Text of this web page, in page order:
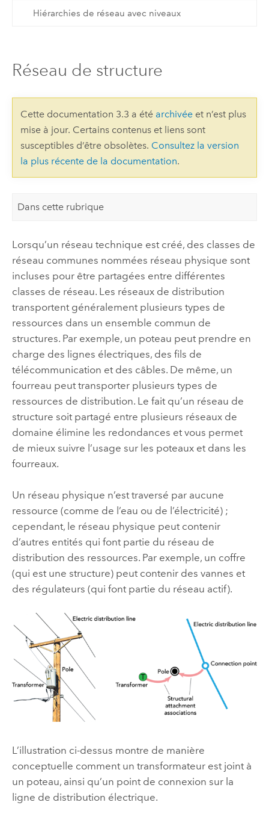
Hiérarchies de réseau avec niveaux
Réseau de structure
Cette documentation 3.3 a été archivéeet n’est plus
mise à jour. Certains contenus et liens sont
susceptibles d’être obsolètes. Consultez la version
la plus récente de la documentation.
Dans cette rubrique
Lorsqu’un réseau technique est créé, des classes de
réseau communes nommées réseau physique sont
incluses pour être partagées entre différentes
classes de réseau. Les réseaux de distribution
transportent généralement plusieurs types de
ressources dans un ensemble commun de
structures. Par exemple, un poteau peut prendre en
charge des lignes électriques, des fils de
télécommunication et des câbles. De même, un
fourreau peut transporter plusieurs types de
ressources de distribution. Le fait qu’un réseau de
structure soit partagé entre plusieurs réseaux de
domaine élimine les redondances et vous permet
de mieux suivre l’usage sur les poteaux et dans les
fourreaux.
Un réseau physique n’est traversé par aucune
ressource (comme de l’eau ou de l’électricité) ;
cependant, le réseau physique peut contenir
d’autres entités qui font partie du réseau de
distribution des ressources. Par exemple, un coffre
(qui est une structure) peut contenir des vannes et
des régulateurs (qui font partie du réseau actif).
L’illustration ci-dessus montre de manière
conceptuelle comment un transformateur est joint à
un poteau, ainsi qu’un point de connexion sur la
ligne de distribution électrique.